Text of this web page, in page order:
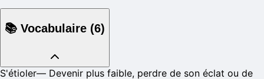
📚 Vocabulaire (6)
S'étioler— Devenir plus faible, perdre de son éclat ou de